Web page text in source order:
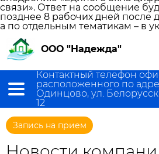
связи». Ответ на сообщение
позднее 8 рабочих дней после
а по отдельным тематикам – в
ООО "Надежда"
Контактный телефон
расположенного по
Одинцово, ул.
12
Запись на прием